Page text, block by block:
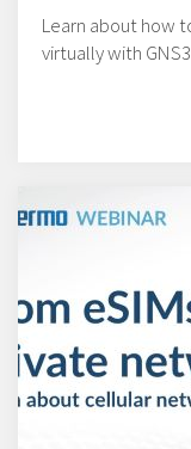
Learn about how
virtually with